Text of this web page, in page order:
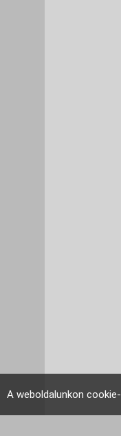
A weboldalunkon